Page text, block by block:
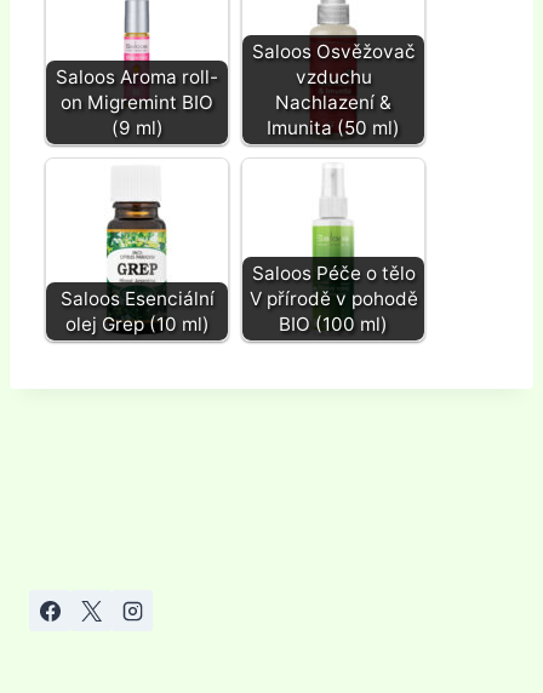
Saloos Aroma roll-
on Migremint BIO
(9 ml)
Saloos Osvěžovač
vzduchu
Nachlazení &
Imunita (50 ml)
Saloos Esenciální
olej Grep (10 ml)
Saloos Péče o tělo
V přírodě v pohodě
BIO (100 ml)